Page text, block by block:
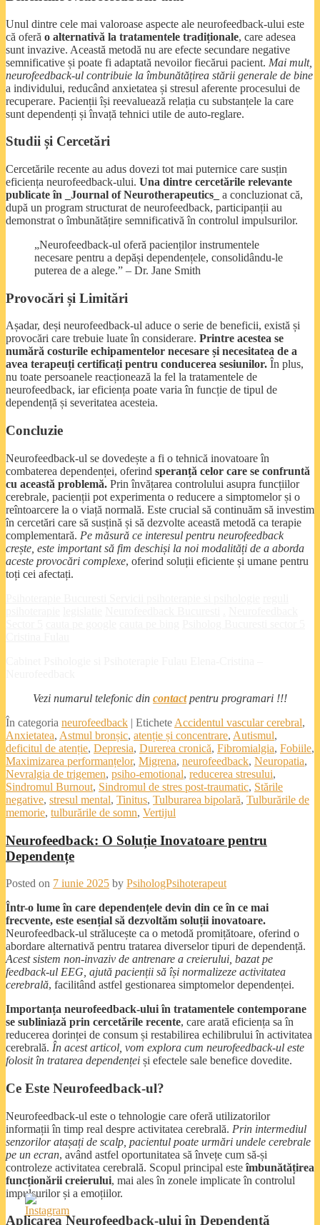
Unul dintre cele mai valoroase aspecte ale neurofeedback-ului este
că oferă o alternativă la tratamentele tradiționale, care adesea
sunt invazive. Această metodă nu are efecte secundare negative
semnificative și poate fi adaptată nevoilor fiecărui pacient. Mai mult,
neurofeedback-ul contribuie la îmbunătățirea stării generale de bine
a individului, reducând anxietatea și stresul aferente procesului de
recuperare. Pacienții își reevaluează relația cu substanțele la care
sunt dependenți și învață tehnici utile de auto-reglare.
Studii și Cercetări
Cercetările recente au adus dovezi tot mai puternice care susțin
eficiența neurofeedback-ului. Una dintre cercetările relevante
publicate în _Journal of Neurotherapeutics_
a concluzionat că,
după un program structurat de neurofeedback, participanții au
demonstrat o îmbunătățire semnificativă în controlul impulsurilor.
„Neurofeedback-ul oferă pacienților instrumentele
necesare pentru a depăși dependențele, consolidându-le
puterea de a alege.” – Dr. Jane Smith
Provocări și Limitări
Așadar, deși neurofeedback-ul aduce o serie de beneficii, există și
provocări care trebuie luate în considerare. Printre acestea se
numără costurile echipamentelor necesare și necesitatea de a
avea terapeuți certificați pentru conducerea sesiunilor. În plus,
nu toate persoanele reacționează la fel la tratamentele de
neurofeedback, iar eficiența poate varia în funcție de tipul de
dependență și severitatea acesteia.
Concluzie
Neurofeedback-ul se dovedește a fi o tehnică inovatoare în
combaterea dependenței, oferind speranță celor care se confruntă
cu această problemă. Prin învățarea controlului asupra funcțiilor
cerebrale, pacienții pot experimenta o reducere a simptomelor și o
reîntoarcere la o viață normală. Este crucial să continuăm să investim
în cercetări care să susțină și să dezvolte această metodă ca terapie
complementară. Pe măsură ce interesul pentru neurofeedback
crește, este important să fim deschiși la noi modalități de a aborda
aceste provocări complexe, oferind soluții eficiente și umane pentru
toți cei afectați.
Vezi numarul telefonic din contact pentru programari !!!
În categoria neurofeedback | Etichete Accidentul vascular cerebral,
Anxietatea, Astmul bronșic, atenție și concentrare, Autismul,
deficitul de atenție, Depresia, Durerea cronică, Fibromialgia, Fobiile,
Maximizarea performanțelor, Migrena, neurofeedback, Neuropatia,
Nevralgia de trigemen, psiho-emotional, reducerea stresului,
Sindromul Burnout, Sindromul de stres post-traumatic, Stările
negative, stresul mental, Tinitus, Tulburarea bipolară, Tulburările de
memorie, tulburările de somn, Vertijul
Neurofeedback: O Soluție Inovatoare pentru
Dependențe
Posted on 7 iunie 2025 by PsihologPsihoterapeut
Într-o lume în care dependențele devin din ce în ce mai
frecvente, este esențial să dezvoltăm soluții inovatoare.
Neurofeedback-ul strălucește ca o metodă promițătoare, oferind o
abordare alternativă pentru tratarea diverselor tipuri de dependență.
Acest sistem non-invaziv de antrenare a creierului, bazat pe
feedback-ul EEG, ajută pacienții să își normalizeze activitatea
cerebrală, facilitând astfel gestionarea simptomelor dependenței.
Importanța neurofeedback-ului în tratamentele contemporane
se subliniază prin cercetările recente, care arată eficiența sa în
reducerea dorinței de consum și restabilirea echilibrului în activitatea
cerebrală. În acest articol, vom explora cum neurofeedback-ul este
folosit în tratarea dependenței și efectele sale benefice dovedite.
Ce Este Neurofeedback-ul?
Neurofeedback-ul este o tehnologie care oferă utilizatorilor
informații în timp real despre activitatea cerebrală. Prin intermediul
senzorilor atașați de scalp, pacientul poate urmări undele cerebrale
pe un ecran, având astfel oportunitatea să învețe cum să-și
controleze activitatea cerebrală. Scopul principal esteîmbunătățirea
funcționării creierului, mai ales în zonele implicate în controlul
impulsurilor și a emoțiilor.
Aplicarea Neurofeedback-ului în Dependență